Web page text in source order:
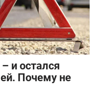
и остался
Почему не